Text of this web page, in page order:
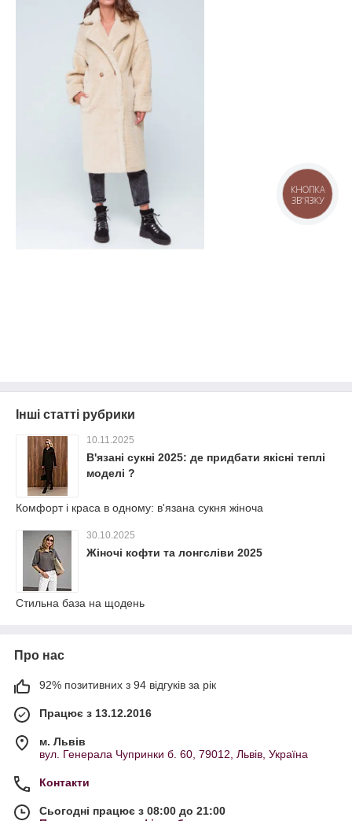
Інші статті рубрики
10.11.2025
В'язані сукні 2025: де придбати якісні теплі
моделі ?
Комфорт і краса в одному: в'язана сукня жіноча
30.10.2025
Жіночі кофти та лонгсліви 2025
Стильна база на щодень
Про нас
92% позитивних з 94 відгуків за рік
Працює з 13.12.2016
м. Львів
вул. Генерала Чупринки б. 60, 79012, Львів, Україна
Контакти
Сьогодні працює з 08:00 до 21:00
КНОПКА
ЗВ'ЯЗКУ